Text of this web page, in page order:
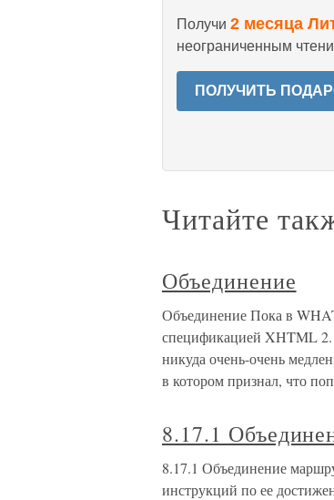
Получи 2 месяца
неограниченным
ПОЛУЧИТЬ
Читайте
Объединение
Объединение Пока в
спецификацией XHTML 2.
никуда очень-очень
в котором признал, что
8.17.1
8.17.1 Объединение
инструкций по ее